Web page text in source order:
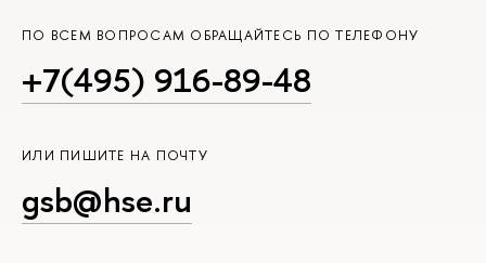
ПО ВСЕМ ВОПРОСАМ ОБРАЩАЙТЕСЬ ПО ТЕЛЕФОНУ
+7(495) 916-89-48
ИЛИ ПИШИТЕ НА ПОЧТУ
gsb@hse.ru